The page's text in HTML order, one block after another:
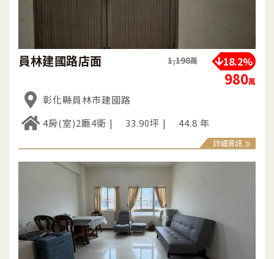
員林建國路店面 1,198萬 18.2%
980萬
彰化縣員林市建國路
4房(室)2廳4衛
33.90坪 44.8 年
詳細資訊